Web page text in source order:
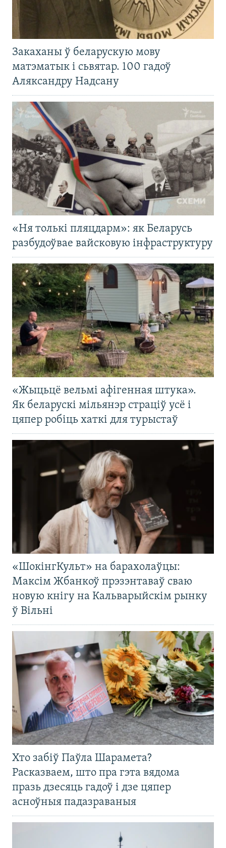
Закаханы ў беларускую мову
матэматык і сьвятар. 100 гадоў
Аляксандру Надсану
«Ня толькі пляцдарм»: як Беларусь
разбудоўвае вайсковую інфраструктуру
«Жыцьцё вельмі афігенная штука».
Як беларускі мільянэр страціў усё і
цяпер робіць хаткі для турыстаў
«ШокінгКульт» на барахолаўцы:
Максім Жбанкоў прэзэнтаваў сваю
новую кнігу на Кальварыйскім рынку
ў Вільні
Хто забіў Паўла Шарамета?
Расказваем, што пра гэта вядома
празь дзесяць гадоў і дзе цяпер
асноўныя падазраваныя